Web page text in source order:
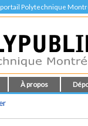
Polytechnique
À propos